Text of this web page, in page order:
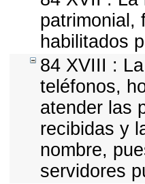
patrimonial,
habilitados
84 XVIII :
teléfonos,
atender las
recibidas y
nombre,
servidores